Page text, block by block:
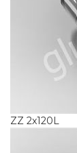
ZZ 2x120L